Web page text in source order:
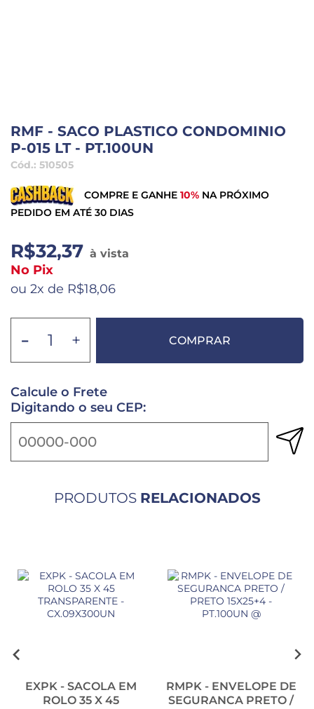
RMF - SACO PLASTICO CONDOMINIO
P-015 LT - PT.100UN
Cód.: 510505
COMPRE E GANHE 10% NA PRÓXIMO
PEDIDO EM ATÉ 30 DIAS
R$32,37 à vista
No Pix
ou 2x de R$18,06
- + COMPRAR
Calcule o Frete
Digitando o seu CEP:
PRODUTOS RELACIONADOS
EXPK - SACOLA EM
ROLO 35 X 45
RMPK - ENVELOPE DE
SEGURANCA PRETO /